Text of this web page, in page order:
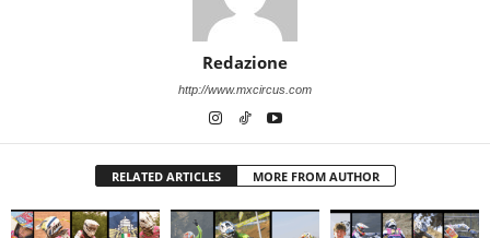
Redazione
http://www.mxcircus.com
RELATED ARTICLES MORE FROM AUTHOR